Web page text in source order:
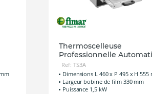
Thermoscelleuse
Professionnelle
Ref: TS3A
Dimensions L 460 x P 495 x H 555
Largeur bobine de film 330 mm
Puissance 1,5 kW